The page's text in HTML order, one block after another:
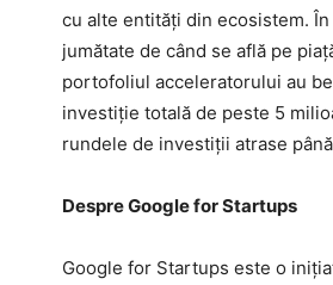
cu alte entități din ecosistem.
jumătate de când se află pe
portofoliul acceleratorului au
investiție totală de peste 5
rundele de investiții atrase
Despre Google for Startups
Google for Startups este o